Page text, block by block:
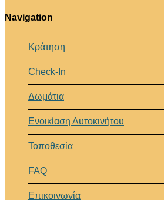
Navigation
Κράτηση
Check-In
Δωμάτια
Ενοικίαση Αυτοκινήτου
Τοποθεσία
FAQ
Επικοινωνία